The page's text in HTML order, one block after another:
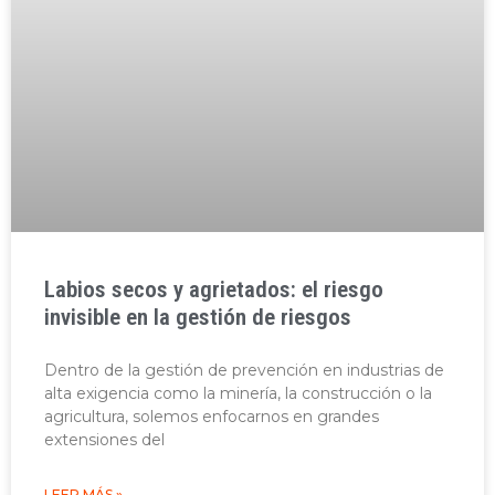
Labios secos y agrietados: el riesgo
invisible en la gestión de riesgos
Dentro de la gestión de prevención en industrias de
alta exigencia como la minería, la construcción o la
agricultura, solemos enfocarnos en grandes
extensiones del